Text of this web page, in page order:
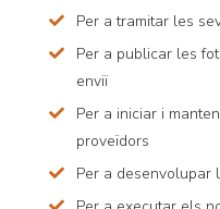
Per a tramitar les
Per a publicar les
enviï
Per a iniciar i
proveïdors
Per a desenvolupar